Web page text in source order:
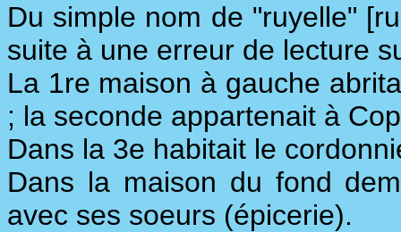
Du simple nom de "ruyelle"
suite à une erreur de lecture
La 1re maison à gauche
; la seconde appartenait à
Dans la 3e habitait le
Dans la maison du fond
avec ses soeurs (épicerie).